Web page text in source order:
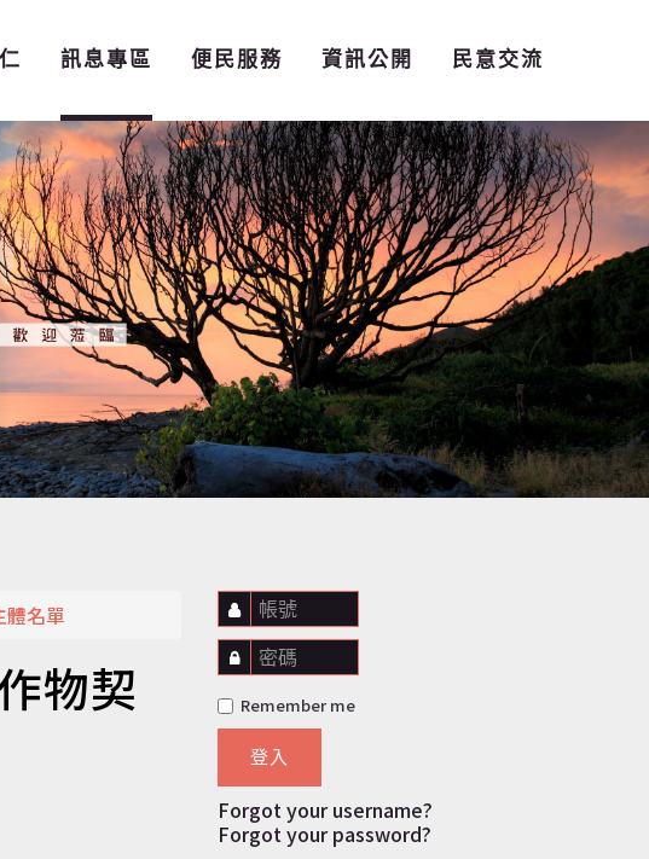
訊息專區 便民服務 資訊公開 民意交流
體名單
物契
帳號
密碼
Remember me
登入
Forgot your username?
Forgot your password?